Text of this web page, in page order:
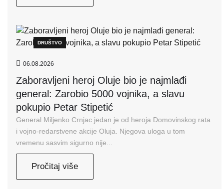
DRUŠTVO
06.08.2026
Zaboravljeni heroj Oluje bio je najmlađi
general: Zarobio 5000 vojnika, a slavu
pokupio Petar Stipetić
General Miljenko Crnjac jedan je od heroja Domovinskog rata
i vojno-redarstvene akcije Oluja. Njegova uloga u tom
vremenu sasvim sigurno nije...
Pročitaj više